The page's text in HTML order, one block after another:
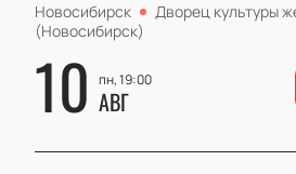
Новосибирск
Дворец культуры
(Новосибирск)
10 пн, 19:00
АВГ